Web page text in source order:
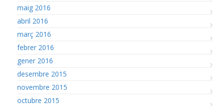
maig 2016
abril 2016
març 2016
febrer 2016
gener 2016
desembre 2015
novembre 2015
octubre 2015